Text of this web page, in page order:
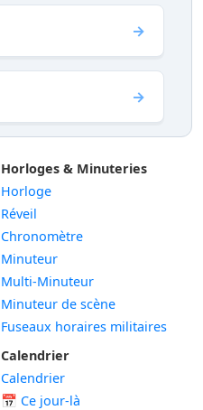
Horloges & Minuteries
Horloge
Réveil
Chronomètre
Minuteur
Multi-Minuteur
Minuteur de scène
Fuseaux horaires militaires
Calendrier
Calendrier
📅 Ce jour-là